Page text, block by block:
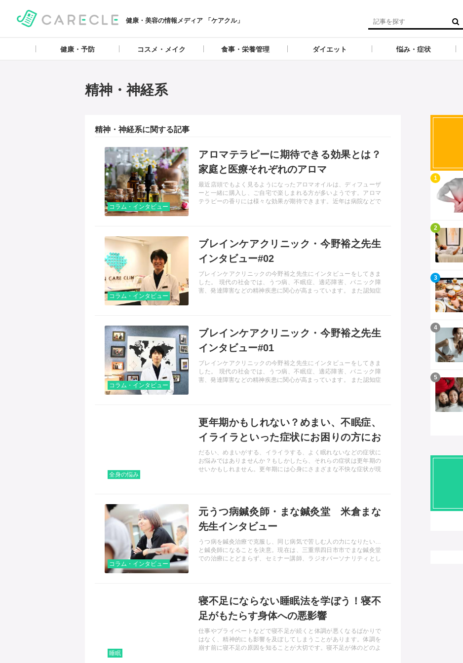
健康・美容の情報メディア 「ケアクル」
健康・予防 コスメ・メイク 食事・栄養管理 ダイエット 悩み・症状
精神・神経系
精神・神経系に関する記事
アロマテラピーに期待できる効果とは？
家庭と医療それぞれのアロマ
最近店頭でもよく見るようになったアロマオイルは、ディフューザ
ーと一緒に購入し、ご自宅で楽しまれる方が多いようです。アロマ
テラピーの香りには様々な効果が期待できます。近年は病院などで
コラム・インタビュー
ブレインケアクリニック・今野裕之先生
インタビュー#02
ブレインケアクリニックの今野裕之先生にインタビューをしてきま
した。 現代の社会では、うつ病、不眠症、適応障害、パニック障
害、発達障害などの精神疾患に関心が高まっています。 また認知症
コラム・インタビュー
ブレインケアクリニック・今野裕之先生
インタビュー#01
ブレインケアクリニックの今野裕之先生にインタビューをしてきま
した。 現代の社会では、うつ病、不眠症、適応障害、パニック障
害、発達障害などの精神疾患に関心が高まっています。 また認知症
コラム・インタビュー
更年期かもしれない？めまい、不眠症、
イライラといった症状にお困りの方にお
すすめサプリをご紹介します
だるい、めまいがする、イライラする、よく眠れないなどの症状に
お悩みではありませんか？もしかしたら、それらの症状は更年期の
せいかもしれません。更年期には心身にさまざまな不快な症状が現
全身の悩み
元うつ病鍼灸師・まな鍼灸堂 米倉まな
先生インタビュー
うつ病を鍼灸治療で克服し、同じ病気で苦しむ人の力になりたい…
と鍼灸師になることを決意。現在は、三重県四日市市でまな鍼灸堂
での治療にとどまらず、セミナー講師、ラジオパーソナリティとし
コラム・インタビュー
寝不足にならない睡眠法を学ぼう！寝不
足がもたらす身体への悪影響
仕事やプライベートなどで寝不足が続くと体調が悪くなるばかりで
はなく、精神的にも影響を及ぼしてしまうことがあります。体調を
崩す前に寝不足の原因を知ることが大切です。寝不足が体のどのよ
睡眠
1
2
3
4
5